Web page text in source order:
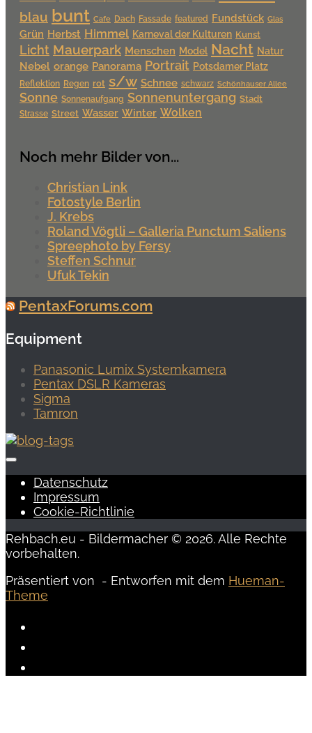
blau bunt Cafe Dach Fassade featured Fundstück Glas
Grün Herbst Himmel Karneval der Kulturen Kunst
Licht Mauerpark Menschen Model Nacht Natur
Nebel orange Panorama Portrait Potsdamer Platz
Reflektion Regen rot s/w Schnee schwarz Schönhauser Allee
Sonne Sonnenaufgang Sonnenuntergang Stadt
Strasse Street Wasser Winter Wolken
Noch mehr Bilder von...
Christian Link
Fotostyle Berlin
J. Krebs
Roland Vögtli – Galleria Punctum Saliens
Spreephoto by Fersy
Steffen Schnur
Ufuk Tekin
PentaxForums.com
Equipment
Panasonic Lumix Systemkamera
Pentax DSLR Kameras
Sigma
Tamron
Datenschutz
Impressum
Cookie-Richtlinie
Rehbach.eu - Bildermacher © 2026. Alle Rechte
vorbehalten.
Präsentiert von - Entworfen mit dem Hueman-
Theme